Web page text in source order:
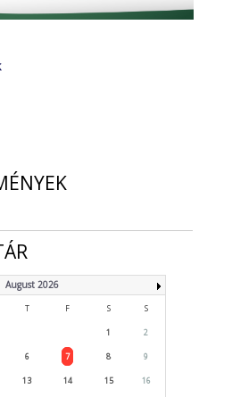
August 2026
T F S S
1 2
6 7 8 9
13 14 15 16